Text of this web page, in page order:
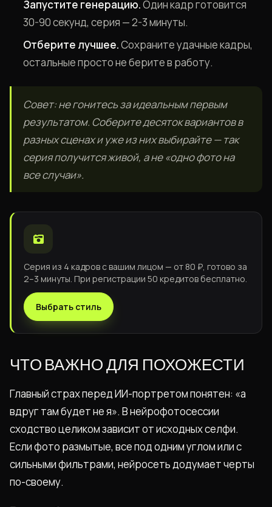
Запустите генерацию.Один кадр готовится
30-90 секунд, серия — 2-3 минуты.
Отберите лучшее.Сохраните удачные кадры,
остальные просто не берите в работу.
Совет: не гонитесь за идеальным первым
результатом. Соберите десяток вариантов в
разных сценах и уже из них выбирайте — так
серия получится живой, а не «одно фото на
все случаи».
Серия из 4 кадров с вашим лицом — от 80 ₽, готово за
2–3 минуты. При регистрации 50 кредитов бесплатно.
Выбрать стиль
ЧТО ВАЖНО ДЛЯ ПОХОЖЕСТИ
Главный страх перед ИИ-портретом понятен: «а
вдруг там будет не я». В нейрофотосессии
сходство целиком зависит от исходных селфи.
Если фото размытые, все под одним углом или с
сильными фильтрами, нейросеть додумает черты
по-своему.